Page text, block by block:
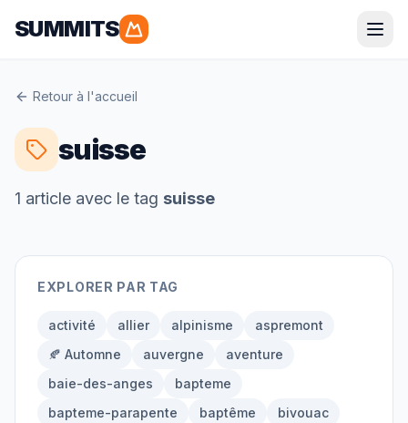
SUMMITS
Parapente
Alpes
Alpes
Grandes Randonnées
Alpinisme
Retour à l'accueil
suisse
1 article avec le tag suisse
EXPLORER PAR TAG
activité allier alpinisme
aspremont
🍂 Automne
auvergne
aventure
baie-des-anges
bapteme
bapteme-parapente
baptême
bivouac